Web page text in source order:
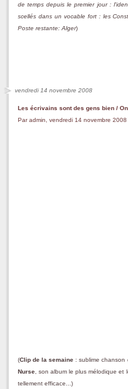
de temps depuis le premier jour :
scellés dans un vocable fort : les
Poste restante: Alger)
vendredi 14 novembre 2008
Les écrivains sont des gens bien /
Par admin, vendredi 14 novembre
(Clip de la semaine : sublime chanson
Nurse, son album le plus mélodique et
tellement efficace...)